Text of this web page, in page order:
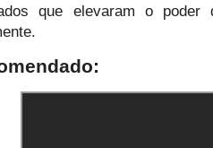
que elevaram o